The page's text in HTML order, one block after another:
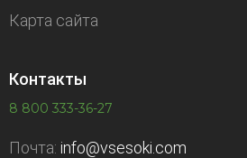
Карта сайта
Контакты
8 800 333-36-27
Почта: info@vsesoki.com